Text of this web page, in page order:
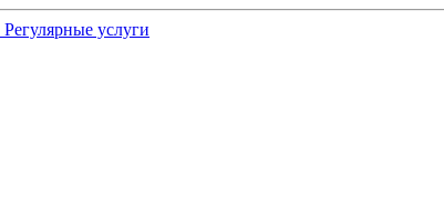
Регулярные услуги